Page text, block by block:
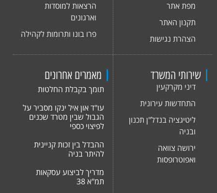
מפת אתר
תקנון האתר
הצהרת נגישות
הרצאות למוסדות
וארגונים
פרו בונו ותרומות לקהילה
שירותי המשרד
דיני מקרקעין
התחדשות עירונית
ליטיגציה בנדל"ן תכנון
ובניה
ירושה צוואה
ואפוטרופסות
מאמרים אחרונים
תומך בקבלת החלטות
עו"ד און איל ינקו מסביר על
הגבול שבין מטרד שכנים
לפיצוי כספי
ההבדל בין זכות קניינית
להיתר בניה
מדריך לביצוע עסקאות
תמ"א 38